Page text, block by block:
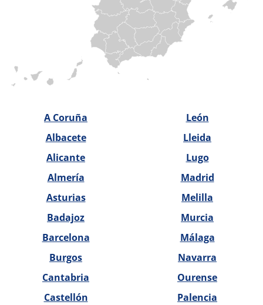
A Coruña
Albacete
Alicante
Almería
Asturias
Badajoz
Barcelona
Burgos
Cantabria
Castellón
León
Lleida
Lugo
Madrid
Melilla
Murcia
Málaga
Navarra
Ourense
Palencia